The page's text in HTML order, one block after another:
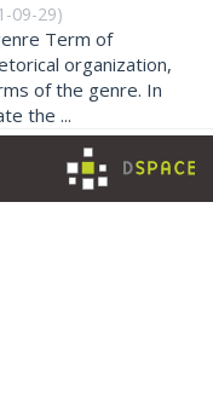
09-29)
Term of
organization,
of the genre. In
the ...